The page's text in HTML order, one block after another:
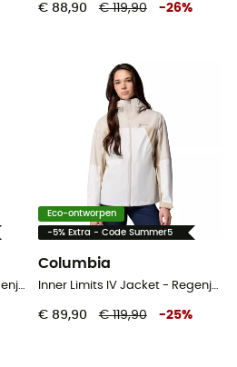
€ 88,90 € 119,90 -26%
Inner Limits IV Jacket - Regenjas - Dames
Eco-ontworpen
-5% Extra - Code Summer5
Columbia
Inner Limits IV Jacket - Regenjas - Dames
€ 89,90 € 119,90 -25%